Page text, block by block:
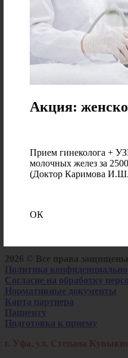
обследование, оценить
ферритина, а также
Цена
2026 © Все права защищены
Политика
Согласие на обработку
Нормативные документы
Карта партнера
Пациенту
Подготовка к приему
г. Уфа, ул. Степана
Акция:
Прием гинеколога +
молочных желез за
(Доктор Каримова И.Ш.
ОК